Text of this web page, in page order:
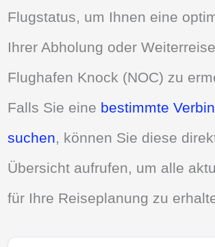
Flugstatus, um Ihnen eine
Ihrer Abholung oder
Flughafen Knock (NOC) zu
Falls Sie eine bestimmte
suchen, können Sie diese
Übersicht aufrufen, um alle
für Ihre Reiseplanung zu